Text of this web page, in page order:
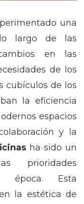
una
largo de las
en las
de los
cubículos de los
la eficiencia
espacios
y la
ha sido un
prioridades
época. Esta
la estética de